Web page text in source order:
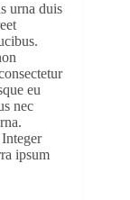
urna duis
eu
nec
ipsum